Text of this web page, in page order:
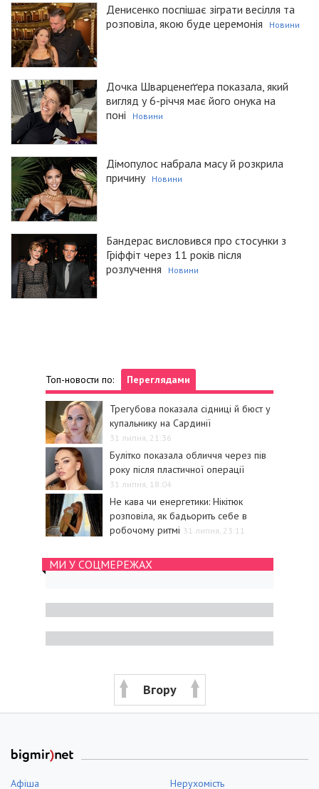
Денисенко поспішає зіграти весілля та
розповіла, якою буде церемонія
Новини
Дочка Шварценеґґера показала, який
вигляд у 6-річчя має його онука на
поні
Новини
Дімопулос набрала масу й розкрила
причину
Новини
Бандерас висловився про стосунки з
Гріффіт через 11 років після
розлучення
Новини
Топ-новости по: Переглядами
Трегубова показала сідниці й бюст у
купальнику на Сардинії
31 липня, 21:36
Булітко показала обличчя через пів
року після пластичної операції
31 липня, 18:04
Не кава чи енергетики: Нікітюк
розповіла, як бадьорить себе в
робочому ритмі 31 липня, 23:11
МИ У СОЦМЕРЕЖАХ
Вгору
Афіша Нерухомість